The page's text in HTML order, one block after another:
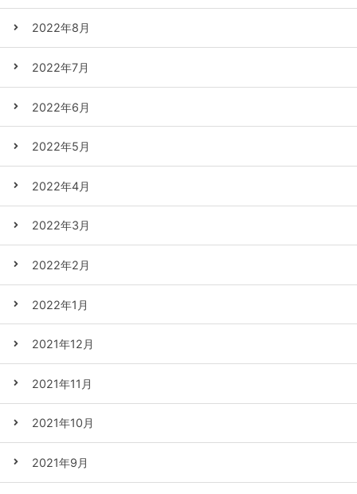
2022年8月
2022年7月
2022年6月
2022年5月
2022年4月
2022年3月
2022年2月
2022年1月
2021年12月
2021年11月
2021年10月
2021年9月